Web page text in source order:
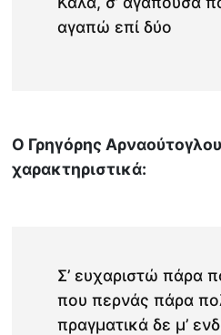
αγαπώ επί δύο
O Γρηγόρης
χαρακτηριστικά:
Σ’ ευχαριστώ πάρα
που περνάς πάρα
πραγματικά δε μ’